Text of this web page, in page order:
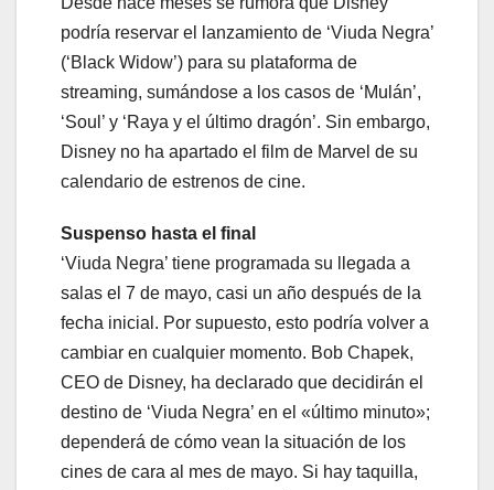
podría reservar el lanzamiento de ‘Viuda Negra’
(‘Black Widow’) para su plataforma de
streaming, sumándose a los casos de ‘Mulán’,
‘Soul’ y ‘Raya y el último dragón’. Sin embargo,
Disney no ha apartado el film de Marvel de su
calendario de estrenos de cine.
Suspenso hasta el final
‘Viuda Negra’ tiene programada su llegada a
salas el 7 de mayo, casi un año después de la
fecha inicial. Por supuesto, esto podría volver a
cambiar en cualquier momento. Bob Chapek,
CEO de Disney, ha declarado que decidirán el
destino de ‘Viuda Negra’ en el «último minuto»;
dependerá de cómo vean la situación de los
cines de cara al mes de mayo. Si hay taquilla,